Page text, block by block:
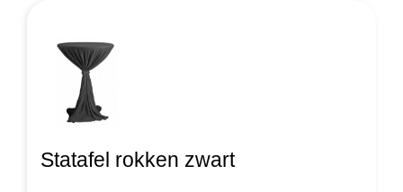
Statafel rokken zwart